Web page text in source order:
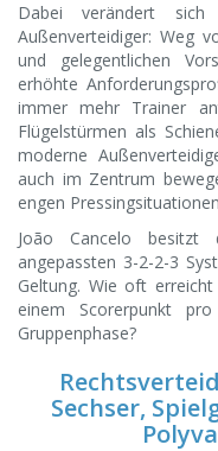
Dabei verändert
Außenverteidiger: Weg
und gelegentlichen
erhöhte
immer mehr Trainer
Flügelstürmen als
moderne
auch im Zentrum
engen
João Cancelo
angepassten 3-2-2-3
Geltung. Wie oft
einem Scorerpunkt
Gruppenphase?
Sechser,